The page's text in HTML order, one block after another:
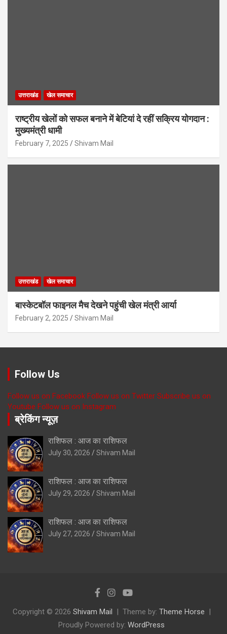
उत्तराखंड खेल समाचार
राष्ट्रीय खेलों को सफल बनाने में बेटियां दे रहीं सक्रिय योगदान :
मुख्यमंत्री धामी
February 7, 2025 Shivam Mail
उत्तराखंड खेल समाचार
बास्केटबॉल फाइनल मैच देखने पहुंची खेल मंत्री आर्या
February 2, 2025 Shivam Mail
Follow Us
Follow us on Facebook Follow us on Twitter Subscribe us on
Youtube Follow us on Instagram
ब्रेकिंग न्यूज़
राशिफल : आज का राशिफल
July 30, 2026 Shivam Mail
राशिफल : आज का राशिफल
July 29, 2026 Shivam Mail
राशिफल : आज का राशिफल
July 27, 2026 Shivam Mail
Copyright © 2026 Shivam Mail Theme by: Theme Horse
Proudly Powered by: WordPress